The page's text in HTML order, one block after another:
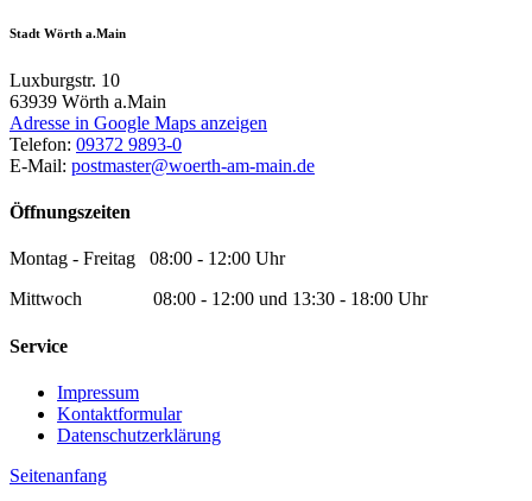
Stadt Wörth a.Main
Luxburgstr. 10
63939 Wörth a.Main
Adresse in Google Maps anzeigen
Telefon: 09372 9893-0
E-Mail: postmaster@woerth-am-main.de
Öffnungszeiten
Montag - Freitag 08:00 - 12:00 Uhr
Mittwoch 08:00 - 12:00 und 13:30 - 18:00 Uhr
Service
Impressum
Kontaktformular
Datenschutzerklärung
Seitenanfang